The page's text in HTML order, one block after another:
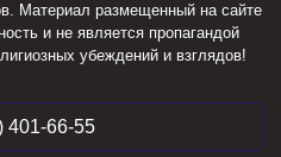
Материал размещенный на сайте
и не является пропагандой
убеждений и взглядов!
401-66-55